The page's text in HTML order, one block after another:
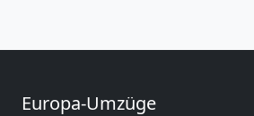
Europa-Umzüge